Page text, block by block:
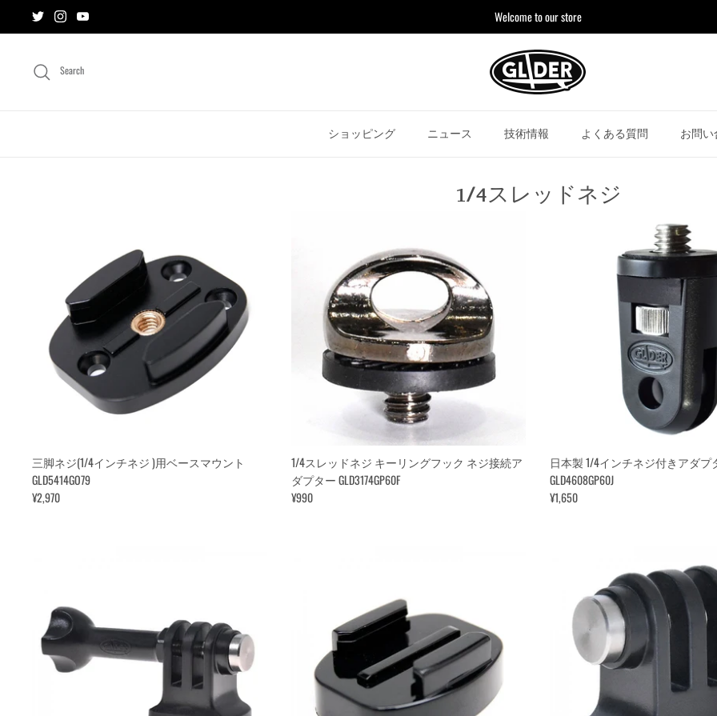
Welcome to our store
Search
ショッピング ニュース 技術情報 よくある質問 お問
1/4スレッドネジ
三脚ネジ(1/4インチネジ )用ベースマウント
GLD5414GO79
¥2,970
1/4スレッドネジ キーリングフック ネジ接続ア
ダプター GLD3174GP60F
¥990
日本製 1/4インチネジ付きアダプ
GLD4608GP60J
¥1,650